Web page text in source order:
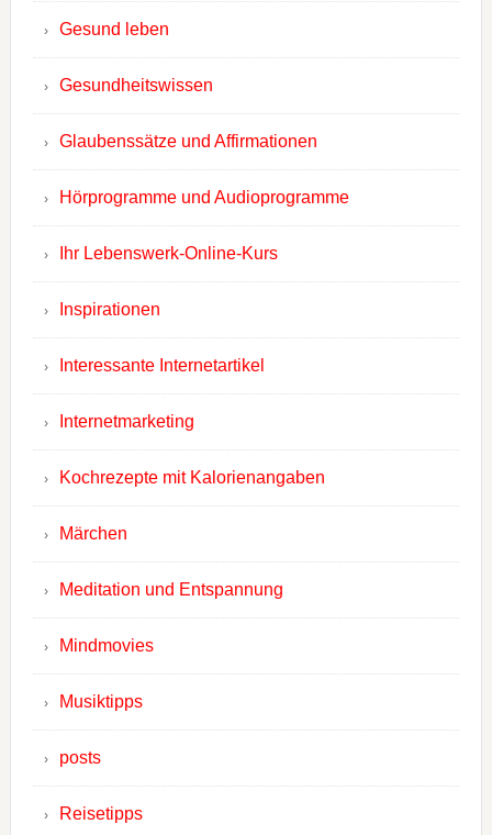
Gesund leben
Gesundheitswissen
Glaubenssätze und Affirmationen
Hörprogramme und Audioprogramme
Ihr Lebenswerk-Online-Kurs
Inspirationen
Interessante Internetartikel
Internetmarketing
Kochrezepte mit Kalorienangaben
Märchen
Meditation und Entspannung
Mindmovies
Musiktipps
posts
Reisetipps